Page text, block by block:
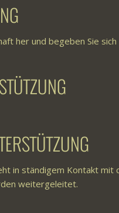
her und begeben Sie
in ständigem Kontakt mit
weitergeleitet.